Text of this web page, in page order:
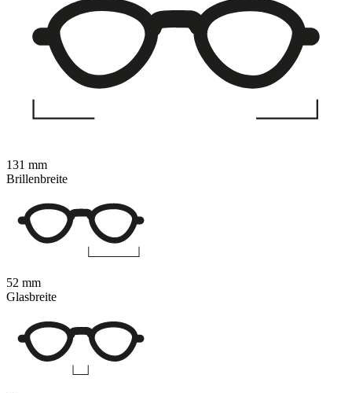
131 mm
Brillenbreite
52 mm
Glasbreite